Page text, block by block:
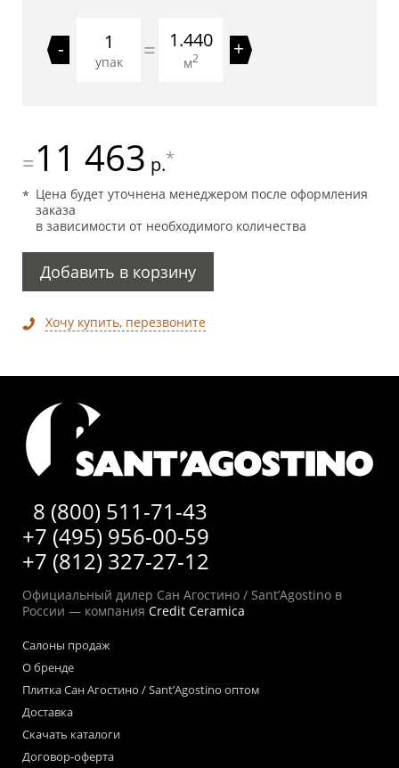
-
упак = 1.440
м2 +
=11 463 р.*
Цена будет уточнена менеджером после оформления
заказа
в зависимости от необходимого количества
Добавить в корзину
Хочу купить, перезвоните
8 (800) 511-71-43
+7 (495) 956-00-59
+7 (812) 327-27-12
Официальный дилер Сан Агостино / Sant’Agostino в
России — компания Credit Ceramica
Салоны продаж
О бренде
Плитка Сан Агостино / Sant’Agostino оптом
Доставка
Скачать каталоги
Договор-оферта